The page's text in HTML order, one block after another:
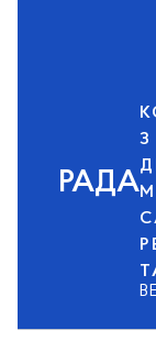
РАДА
З